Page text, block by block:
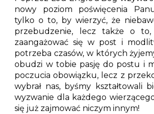
nowy poziom poświęcenia
tylko o to, by wierzyć, że
przebudzenie, lecz także o
zaangażować się w post i
potrzeba czasów, w których
obudzi w tobie pasję do postu i
poczucia obowiązku, lecz z
wybrał nas, byśmy kształtowali
wyzwanie dla każdego
się już zajmować niczym innym!